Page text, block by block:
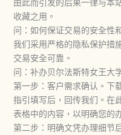
由此而引发的后果一律与本
收藏之用。
问：如何保证交易的安全性
我们采用严格的隐私保护措
交易安全可靠。
问：补办贝尔法斯特女王大
第一步：客户需求确认。下
指引填写后，回传我们。在
表格中的内容，以明确您的
第二步：明确文凭办理细节